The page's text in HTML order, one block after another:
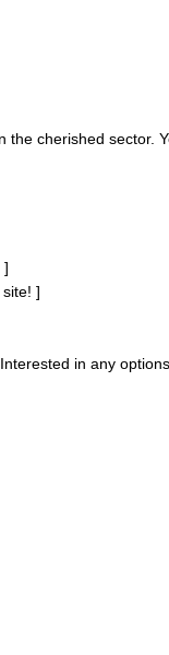
cherished sector.
]
]
in any